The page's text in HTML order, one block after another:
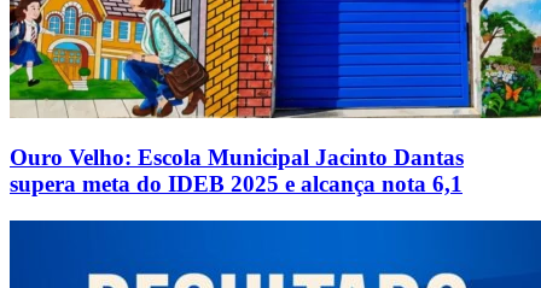
Ouro Velho: Escola Municipal Jacinto Dantas
supera meta do IDEB 2025 e alcança nota 6,1